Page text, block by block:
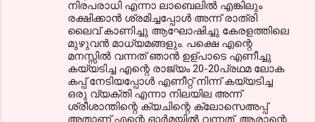
നിരപരാധി എന്നാ ലാബെലിൽ എങ്കിലും
രക്ഷിക്കാൻ ശ്രമിച്ചപ്പോൾ അന്ന് രാത്രി
ലൈവ് കാണിച്ചു ആഘോഷിച്ചു കേരളത്തിലെ
മുഴുവൻ മാധ്യമങ്ങളും. പക്ഷെ എന്റെ
മനസ്സിൽ വന്നത് ഞാൻ ഉള്പാടെ എണീച്ചു
കയ്യടിച്ച എന്റെ രാജ്യം 20-20പ്രഥമ ലോക
കപ്പ്‌ നേടിയപ്പോൾ എണീറ്റ്‌ നിന്ന് കയ്യടിച്ച
ഒരു വ്യക്തി എന്നാ നിലയില അന്ന്
ശ്രീശാന്തിന്റെ ക്യചിന്റെ ക്ലോസെഅപ്പ്‌
അതാണ് എന്റെ ഓർമയിൽ വന്നത്. ആരാന്റെ